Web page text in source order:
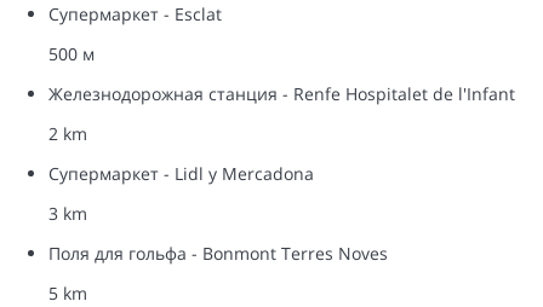
Супермаркет - Esclat
500 м
Железнодорожная станция - Renfe Hospitalet de l'Infant
2 km
Супермаркет - Lidl y Mercadona
3 km
Поля для гольфа - Bonmont Terres Noves
5 km